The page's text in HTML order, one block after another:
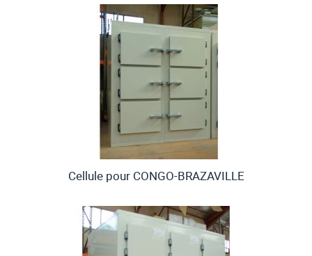
Cellule pour CONGO-BRAZAVILLE